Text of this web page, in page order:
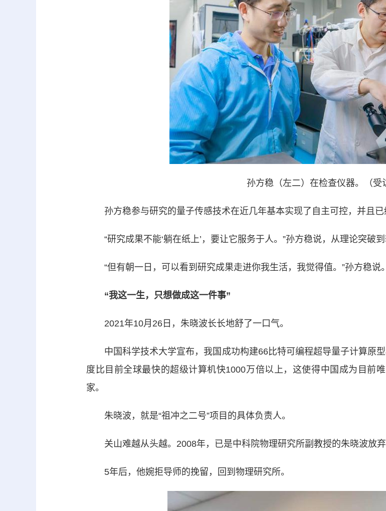
孙方稳（左二）在检查仪器。（受
孙方稳参与研究的量子传感技术在近几年基本实现了自主可控，并且已
“研究成果不能‘躺在纸上’，要让它服务于人。”孙方稳说，从理论突破
“但有朝一日，可以看到研究成果走进你我生活，我觉得值。”孙方稳说。
“我这一生，只想做成这一件事”
2021年10月26日，朱晓波长长地舒了一口气。
中国科学技术大学宣布，我国成功构建66比特可编程超导量子计算原型
度比目前全球最快的超级计算机快1000万倍以上，这使得中国成为目前
家。
朱晓波，就是“祖冲之二号”项目的具体负责人。
关山难越从头越。2008年，已是中科院物理研究所副教授的朱晓波放弃
5年后，他婉拒导师的挽留，回到物理研究所。